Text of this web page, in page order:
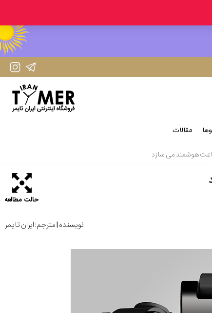
IranTimer Instagram Page
مقالات
ساعت هوشمند می سازد
حالت مطالعه
نویسنده | مترجم:ایران تایمر